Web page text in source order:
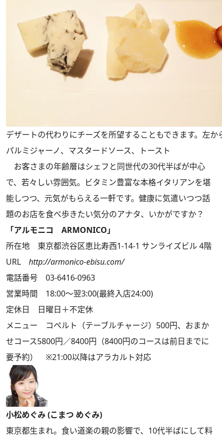
デザートの代わりにチーズを所望することもできます。左か
パルミジャーノ、マスタードソース、トースト
お客さまの年齢層はシェフと同世代の30代半ばが中心
で、若々しい雰囲気。ビタミン豊富な本格イタリアンを堪
能しつつ、元気がもらえる一軒です。健康に気遣いつつ話
題のお店を食べ歩きたい気分のアナタ、いかがですか？
「アルモニコ ARMONICO」
所在地 東京都渋谷区恵比寿西1-14-1 サンライズビル 4階
URL http://armonico-ebisu.com/
電話番号 03-6416-0963
営業時間 18:00～翌3:00(最終入店24:00)
定休日 日曜日＋不定休
メニュー コペルト（テーブルチャージ）500円、おまか
せコース5800円／8400円（8400円のコースは前日までに
要予約） ※21:00以降はアラカルト対応
小松めぐみ (こまつ めぐみ)
東京都生まれ。食い道楽の親の影響で、10代半ばにして料